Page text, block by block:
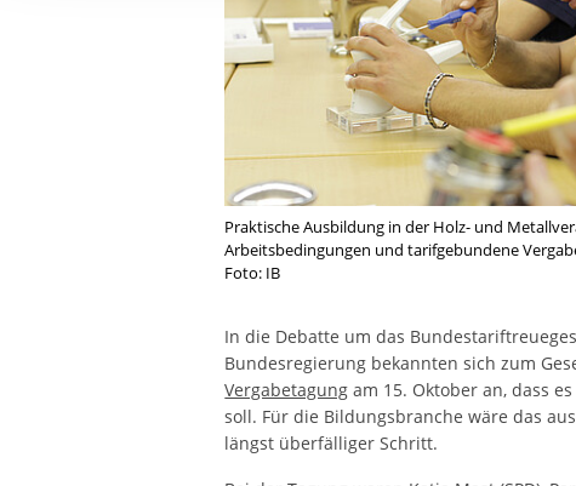
Ihre etwaige Einwilligung
der von Ihnen aufgerufenen
aufgrund berechtigter
Praktische Ausbildung in der Holz- und
Arbeitsbedingungen und tarifgebundene
Foto: IB
In die Debatte um das
Bundesregierung bekannten sich zum
Vergabetagung am 15. Oktober an, dass
soll. Für die Bildungsbranche wäre das
längst überfälliger Schritt.